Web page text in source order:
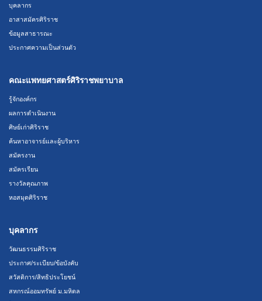
บุคลากร
อาสาสมัครศิริราช
ข้อมูลสาธารณะ
ประกาศความเป็นส่วนตัว
คณะแพทยศาสตร์ศิริราชพยาบาล
รู้จักองค์กร
ผลการดำเนินงาน
ศิษย์เก่าศิริราช
ค้นหาอาจารย์และผู้บริหาร
สมัครงาน
สมัครเรียน
รางวัลคุณภาพ
หอสมุดศิริราช
บุคลากร
วัฒนธรรมศิริราช
ประกาศ/ระเบียบ/ข้อบังคับ
สวัสดิการ/สิทธิประโยชน์
สหกรณ์ออมทรัพย์ ม.มหิดล